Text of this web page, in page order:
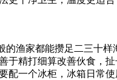
的渔家都能攒足二三十
精打细算改善伙食，
配一个冰柜，冰箱日常